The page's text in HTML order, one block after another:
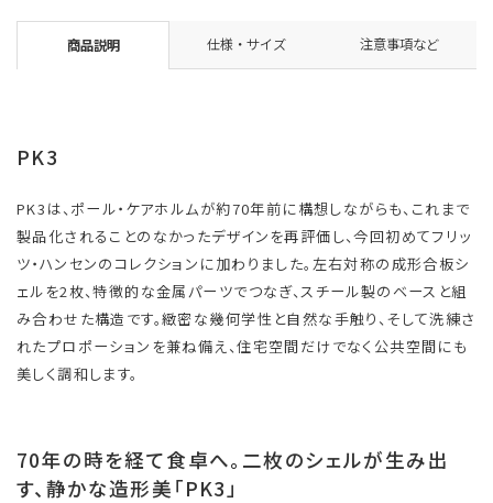
商品説明 仕様・サイズ 注意事項など
PK3
PK3は、ポール・ケアホルムが約70年前に構想しながらも、これまで
製品化されることのなかったデザインを再評価し、今回初めてフリッ
ツ・ハンセンのコレクションに加わりました。左右対称の成形合板シ
ェルを2枚、特徴的な金属パーツでつなぎ、スチール製のベースと組
み合わせた構造です。緻密な幾何学性と自然な手触り、そして洗練さ
れたプロポーションを兼ね備え、住宅空間だけでなく公共空間にも
美しく調和します。
70年の時を経て食卓へ。二枚のシェルが生み出
す、静かな造形美「PK3」